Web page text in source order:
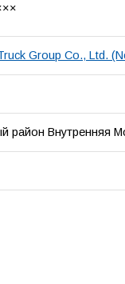
Group Co., Ltd.
район Внутренняя